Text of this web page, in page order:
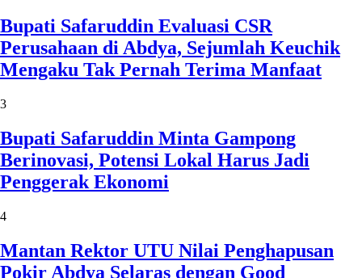
Bupati Safaruddin Evaluasi CSR
Perusahaan di Abdya, Sejumlah Keuchik
Mengaku Tak Pernah Terima Manfaat
3
Bupati Safaruddin Minta Gampong
Berinovasi, Potensi Lokal Harus Jadi
Penggerak Ekonomi
4
Mantan Rektor UTU Nilai Penghapusan
Pokir Abdya Selaras dengan Good